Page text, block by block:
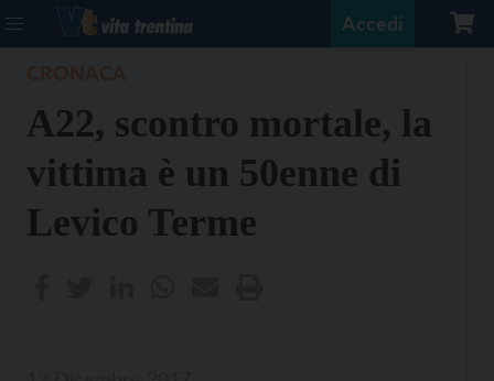
Accedi
A22, scontro mortale, la
vittima è un 50enne di
Levico Terme